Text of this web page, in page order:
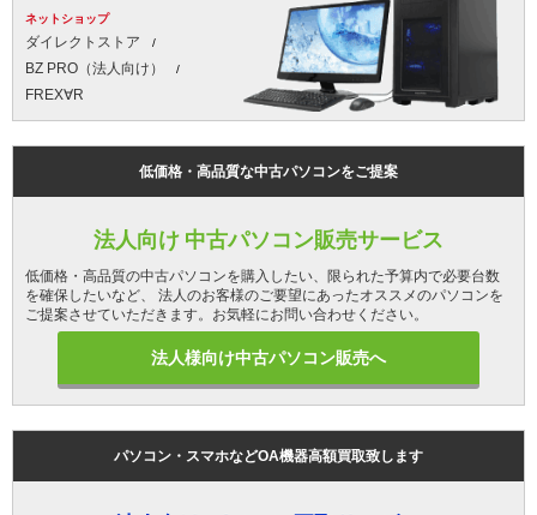
ネットショップ
ダイレクトストア
BZ PRO（法人向け）
FREX∀R
低価格・高品質な中古パソコンをご提案
法人向け 中古パソコン販売サービス
低価格・高品質の中古パソコンを購入したい、限られた予算内で必要台数
を確保したいなど、 法人のお客様のご要望にあったオススメのパソコンを
ご提案させていただきます。お気軽にお問い合わせください。
法人様向け中古パソコン販売へ
パソコン・スマホなどOA機器高額買取致します